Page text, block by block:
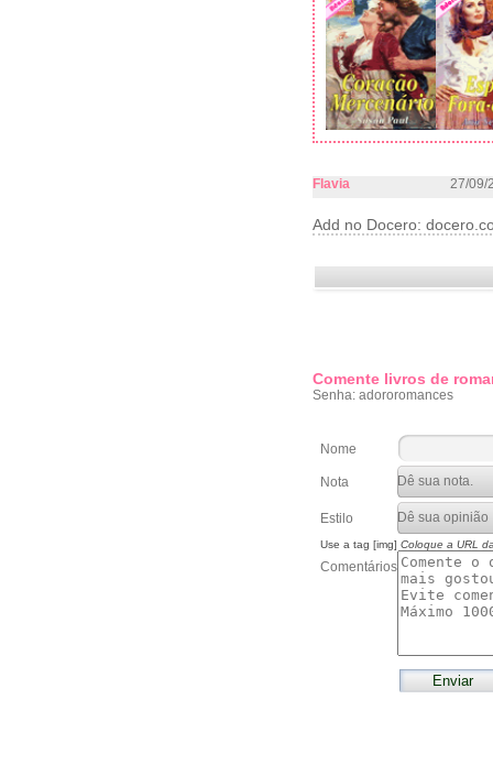
Flavia 27/09/
Add no Docero:
Comente livros de
Senha: adororomances
Nome
Nota
Estilo
Use a tag [img] Coloque a URL
Comentários